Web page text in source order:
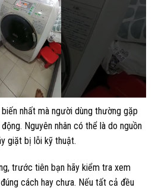
nhất mà người dùng thường gặp
Nguyên nhân có thể là do nguồn
giặt bị lỗi kỹ thuật.
trước tiên bạn hãy kiểm tra xem
cách hay chưa. Nếu tất cả đều